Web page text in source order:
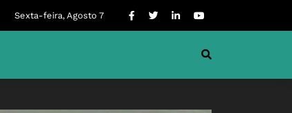
Sexta-feira, Agosto 7